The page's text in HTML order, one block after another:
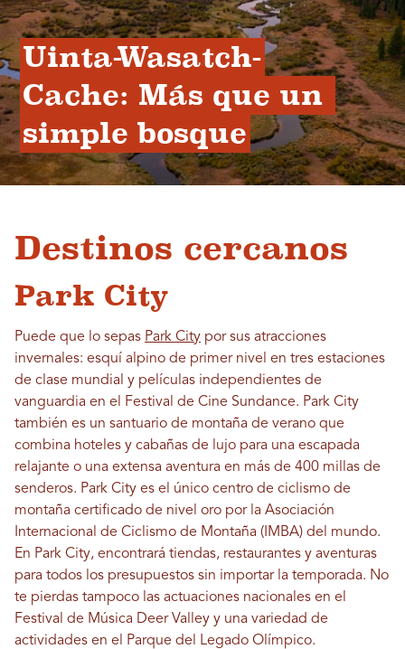
Uinta-Wasatch-
Cache: Más que un
simple bosque
Destinos cercanos
Park City
Puede que lo sepas Park City por sus atracciones
invernales: esquí alpino de primer nivel en tres estaciones
de clase mundial y películas independientes de
vanguardia en el Festival de Cine Sundance. Park City
también es un santuario de montaña de verano que
combina hoteles y cabañas de lujo para una escapada
relajante o una extensa aventura en más de 400 millas de
senderos. Park City es el único centro de ciclismo de
montaña certificado de nivel oro por la Asociación
Internacional de Ciclismo de Montaña (IMBA) del mundo.
En Park City, encontrará tiendas, restaurantes y aventuras
para todos los presupuestos sin importar la temporada. No
te pierdas tampoco las actuaciones nacionales en el
Festival de Música Deer Valley y una variedad de
actividades en el Parque del Legado Olímpico.